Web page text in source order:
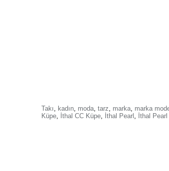
Takı, kadın, moda, tarz, marka, marka
Küpe, İthal CC Küpe, İthal Pearl , İthal